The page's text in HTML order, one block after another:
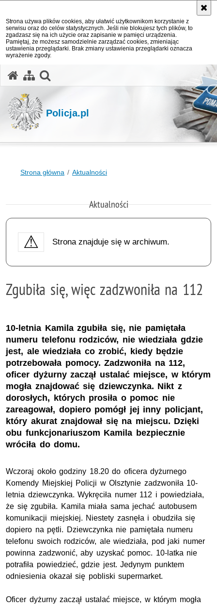
Strona używa plików cookies, aby ułatwić użytkownikom korzystanie z
serwisu oraz do celów statystycznych. Jeśli nie blokujesz tych plików, to
zgadzasz się na ich użycie oraz zapisanie w pamięci urządzenia.
Pamiętaj, że możesz samodzielnie zarządzać cookies, zmieniając
ustawienia przeglądarki. Brak zmiany ustawienia przeglądarki oznacza
wyrażenie zgody.
Policja.pl
Strona główna Aktualności
Aktualności
Strona znajduje się w archiwum.
Zgubiła się, więc zadzwoniła na 112
10-letnia Kamila zgubiła się, nie pamiętała
numeru telefonu rodziców, nie wiedziała gdzie
jest, ale wiedziała co zrobić, kiedy będzie
potrzebowała pomocy. Zadzwoniła na 112,
oficer dyżurny zaczął ustalać miejsce, w którym
mogła znajdować się dziewczynka. Nikt z
dorosłych, których prosiła o pomoc nie
zareagował, dopiero pomógł jej inny policjant,
który akurat znajdował się na miejscu. Dzięki
obu funkcjonariuszom Kamila bezpiecznie
wróciła do domu.
Wczoraj około godziny 18.20 do oficera dyżurnego
Komendy Miejskiej Policji w Olsztynie zadzwoniła 10-
letnia dziewczynka. Wykręciła numer 112 i powiedziała,
że się zgubiła. Kamila miała sama jechać autobusem
komunikacji miejskiej. Niestety zasnęła i obudziła się
dopiero na pętli. Dziewczynka nie pamiętała numeru
telefonu swoich rodziców, ale wiedziała, pod jaki numer
powinna zadzwonić, aby uzyskać pomoc. 10-latka nie
potrafiła powiedzieć, gdzie jest. Jedynym punktem
odniesienia okazał się pobliski supermarket.
Oficer dyżurny zaczął ustalać miejsce, w którym mogła